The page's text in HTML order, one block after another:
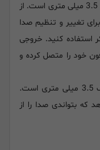
1 خروجی هدفون: خروجی هدفون دارای جک 3.5 میلی متری است. از
برای تغییر و تنظیم صدا
استفاده کنید. خروجی
خود را متصل کرده و
1 ورودی Line in: ورودی Line in دارای جک 3.5 میلی متری است.
که بتواندی صدا را از